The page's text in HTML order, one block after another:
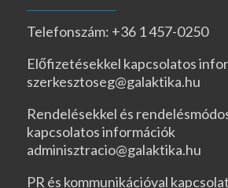
Telefonszám: +36 1 457-0250
Előfizetésekkel kapcsolatos
szerkesztoseg@galaktika.hu
Rendelésekkel és
kapcsolatos információk
adminisztracio@galaktika.hu
PR és kommunikációval